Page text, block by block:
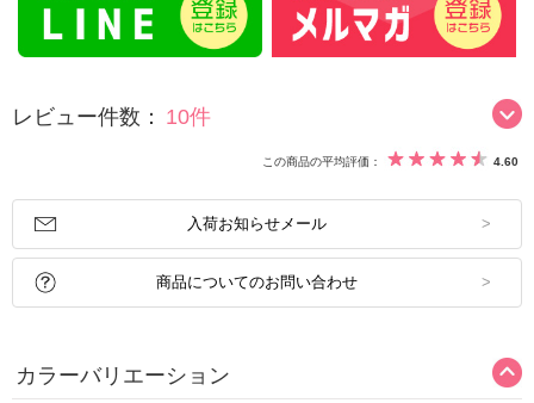
レビュー件数： 10件
この商品の平均評価： 4.60
入荷お知らせメール
商品についてのお問い合わせ
カラーバリエーション